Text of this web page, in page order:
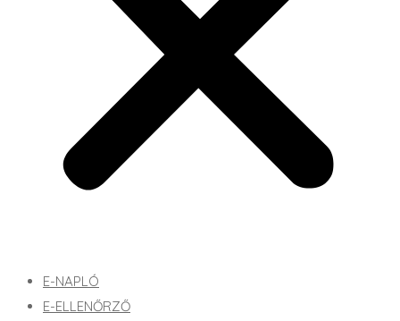
E-NAPLÓ
E-ELLENŐRZŐ